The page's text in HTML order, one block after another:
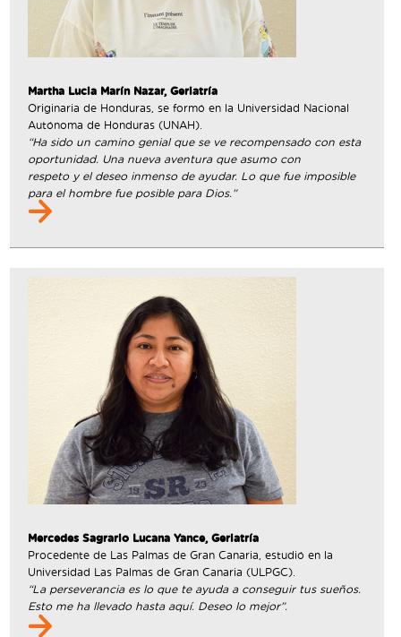
Martha Lucia Marín Nazar, Geriatría
Originaria de Honduras, se formó en la Universidad Nacional
Autónoma de Honduras (UNAH).
“Ha sido un camino genial que se ve recompensado con esta
oportunidad. Una nueva aventura que asumo con
respeto y el deseo inmenso de ayudar. Lo que fue imposible
para el hombre fue posible para Dios.”
Mercedes Sagrario Lucana Yance, Geriatría
Procedente de Las Palmas de Gran Canaria, estudió en la
Universidad Las Palmas de Gran Canaria (ULPGC).
“La perseverancia es lo que te ayuda a conseguir tus sueños.
Esto me ha llevado hasta aquí. Deseo lo mejor”.